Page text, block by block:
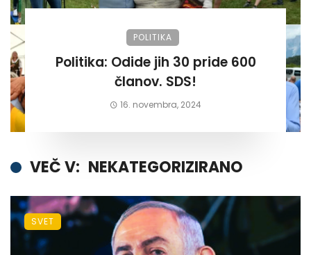
POLITIKA
Politika: Odide jih 30 pride 600
članov. SDS!
16. novembra, 2024
VEČ V: NEKATEGORIZIRANO
SVET